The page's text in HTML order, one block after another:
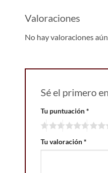
Valoraciones
No hay valoraciones
Sé el primero
Tu puntuación*
Tu valoración*